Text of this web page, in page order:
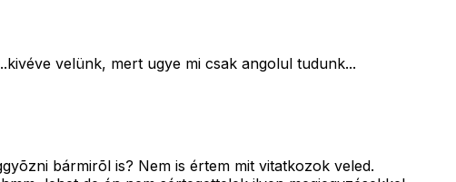
velünk, mert ugye mi csak angolul tudunk...
bármirõl is? Nem is értem mit vitatkozok veled.